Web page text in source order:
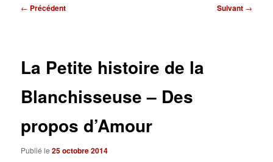
Navigation
← Précédent Suivant →
La Petite histoire de la
Blanchisseuse – Des
propos d’Amour
Publié le25 octobre 2014